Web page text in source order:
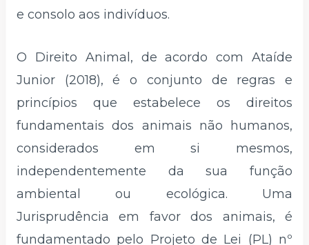
e consolo aos indivíduos.
O Direito Animal, de acordo com Ataíde
Junior (2018), é o conjunto de regras e
princípios que estabelece os direitos
fundamentais dos animais não humanos,
considerados em si mesmos,
independentemente da sua função
ambiental ou ecológica. Uma
Jurisprudência em favor dos animais, é
fundamentado pelo Projeto de Lei (PL) nº